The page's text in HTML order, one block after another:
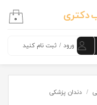
دکتری
ورود / ثبت نام کنید
۰
دندان پزشکی